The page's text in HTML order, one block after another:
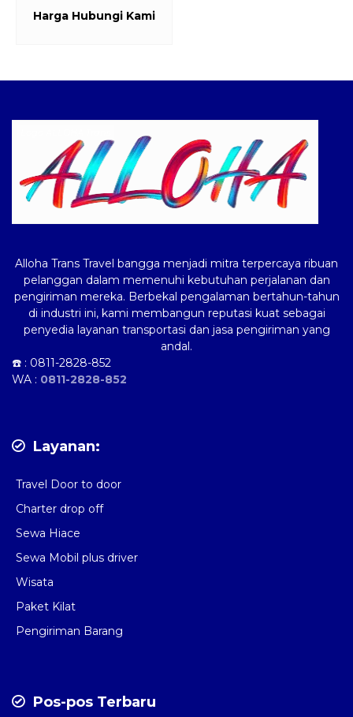
Harga Hubungi Kami
Alloha Trans Travel bangga menjadi mitra terpercaya ribuan
pelanggan dalam memenuhi kebutuhan perjalanan dan
pengiriman mereka. Berbekal pengalaman bertahun-tahun
di industri ini, kami membangun reputasi kuat sebagai
penyedia layanan transportasi dan jasa pengiriman yang
andal.
☎️ : 0811-2828-852
WA : 0811-2828-852
Layanan:
Travel Door to door
Charter drop off
Sewa Hiace
Sewa Mobil plus driver
Wisata
Paket Kilat
Pengiriman Barang
Pos-pos Terbaru